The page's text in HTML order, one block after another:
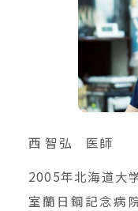
西 智弘 医師
2005年北海道大
室蘭日鋼記念病